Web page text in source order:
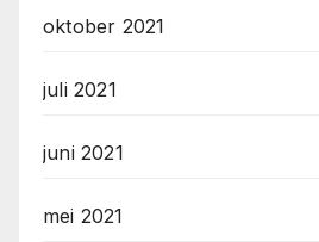
oktober 2021
juli 2021
juni 2021
mei 2021